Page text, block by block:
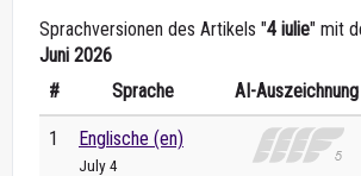
Sprachversionen des Artikels "4 iulie" mit
Juni 2026
#
Sprache AI-Auszeichnung
1 Englische (en)
July 4